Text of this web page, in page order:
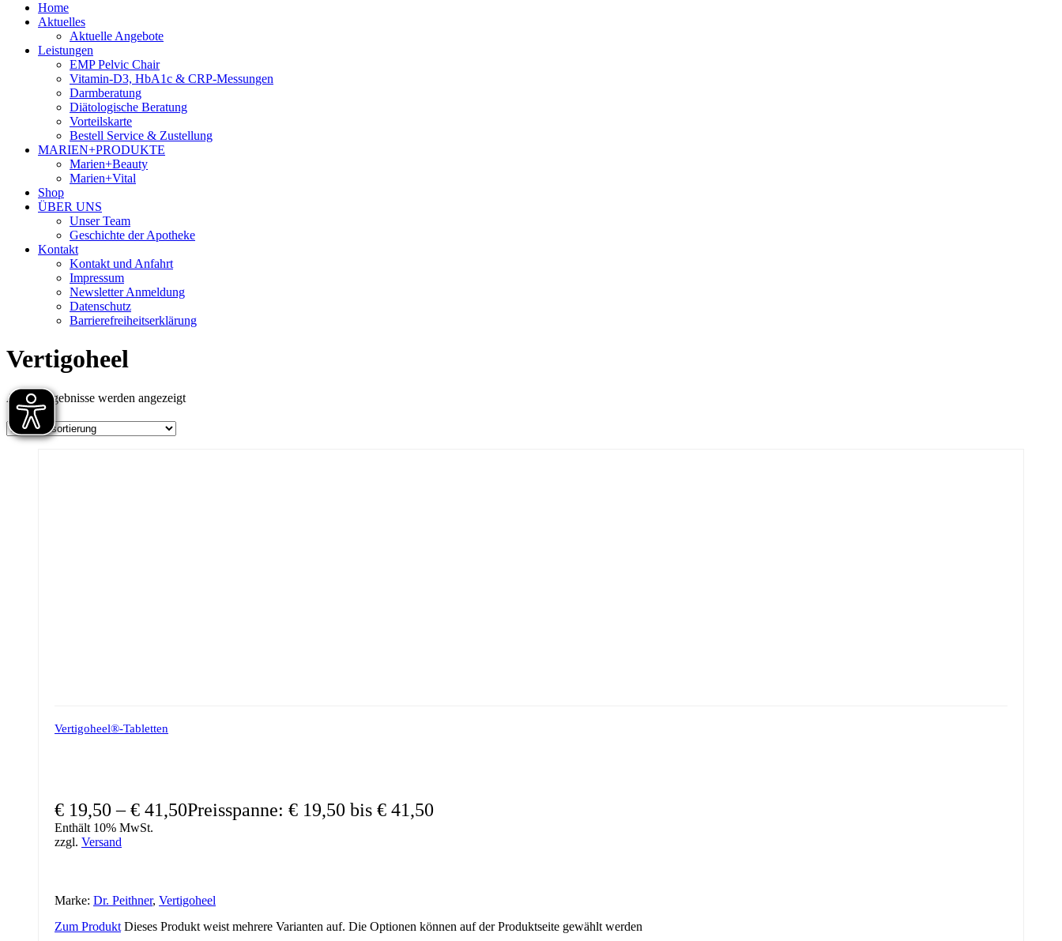
Home
Aktuelles
Aktuelle Angebote
Leistungen
EMP Pelvic Chair
Vitamin-D3, HbA1c & CRP-Messungen
Darmberatung
Diätologische Beratung
Vorteilskarte
Bestell Service & Zustellung
MARIEN+PRODUKTE
Marien+Beauty
Marien+Vital
Shop
ÜBER UNS
Unser Team
Geschichte der Apotheke
Kontakt
Kontakt und Anfahrt
Impressum
Newsletter Anmeldung
Datenschutz
Barrierefreiheitserklärung
Vertigoheel
Alle 2 Ergebnisse werden angezeigt
Vertigoheel®-Tabletten
€ 19,50 –€ 41,50Preisspanne: € 19,50 bis € 41,50
Enthält 10% MwSt.
zzgl. Versand
Marke: Dr. Peithner, Vertigoheel
Zum Produkt Dieses Produkt weist mehrere Varianten auf. Die Optionen können auf der Produktseite gewählt werden